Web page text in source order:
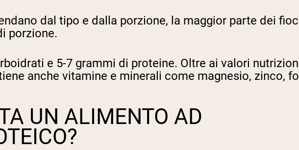
dal tipo e dalla porzione, la maggior parte dei
porzione.
e 5-7 grammi di proteine. Oltre ai valori
anche vitamine e minerali come magnesio, zinco,
UN ALIMENTO AD